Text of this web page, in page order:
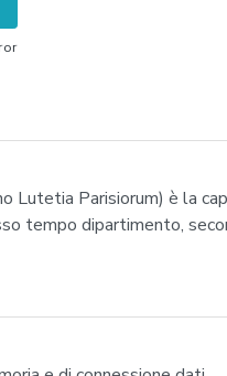
Lutetia Parisiorum) è la
tempo dipartimento,